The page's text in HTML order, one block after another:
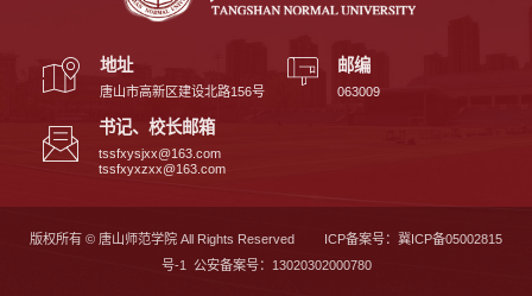
地址
唐山市高新区建设北路156号
邮编
063009
书记、校长邮箱
tssfxysjxx@163.com
tssfxyxzxx@163.com
版权所有 © 唐山师范学院 All Rights Reserved ICP备案号：冀ICP备05002815
号-1 公安备案号：13020302000780